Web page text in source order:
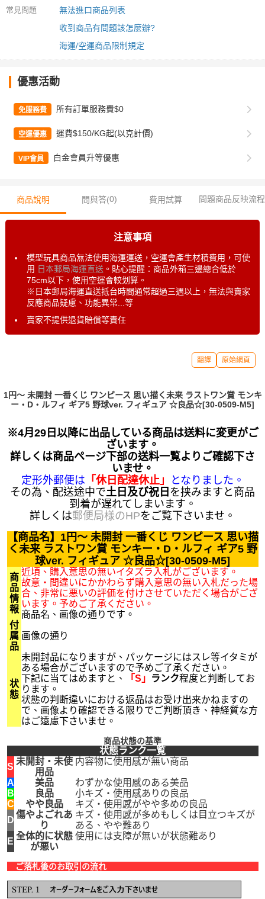
常見問題
無法進口商品列表
收到商品有問題該怎麼辦?
海運/空運商品限制規定
優惠活動
免服務費 所有訂單服務費$0
空運優惠 運費$150/KG起(以克計價)
VIP會員 白金會員升等優惠
商品說明 問與答(0) 費用試算 問題商品反映流程
注意事項
模型玩具商品無法使用海運運送，空運會產生材積費用，可使
用 日本郵局海運直送。貼心提醒：商品外箱三邊總合低於
75cm以下，使用空運會較划算。
※日本郵局海運直送抵台時間通常超過三週以上，無法與賣家
反應商品疑慮、功能異常...等
賣家不提供退貨賠償等責任
翻譯 原始網頁
1円～ 未開封 一番くじ ワンピース 思い描く未来 ラストワン賞 モンキ
ー・D・ルフィ ギア5 野球ver. フィギュア ☆良品☆[30-0509-M5]
※4月29日以降に出品している商品は送料に変更がご
ざいます。
詳しくは商品ページ下部の送料一覧よりご確認下さ
いませ。
定形外郵便は 「休日配達休止」
となりました。
その為、配送途中で土日及び祝日 を挟みますと商品
到着が遅れてしまいます。
詳しくは郵便局様のHPをご覧下さいませ。
【商品名】1円～ 未開封 一番くじ ワンピース 思い描
く未来 ラストワン賞 モンキー・D・ルフィ ギア5 野
球ver. フィギュア ☆良品☆[30-0509-M5]
商
品
情
報
近頃、購入意思の無いイタズラ入札がございます。
故意・間違いにかかわらず購入意思の無い入札だった場
合、非常に悪いの評価を付けさせていただく場合がござ
います。予めご了承ください。
商品名、画像の通りです。
付
属
品
画像の通り
状
態
未開封品になりますが、パッケージにはスレ等イタミが
ある場合がございますので予めご了承ください。
下記に当てはめますと、
「S」 ランク程度と判断してお
ります。
状態の判断違いにおける返品はお受け出来かねますの
で、画像より確認できる限りでご判断頂き、神経質な方
はご遠慮下さいませ。
商品状態の基準
状態ランク一覧
S
未開封・未使
用品
内容物に使用感が無い商品
A 美品
わずかな使用感のある美品
B
良品
小キズ・使用感ありの良品
C
やや良品
キズ・使用感がやや多めの良品
D
傷やよごれあ
り
キズ・使用感が多めもしくは目立つキズが
ある、やや難あり
E
全体的に状態
が悪い
使用には支障が無いが状態難あり
ご落札後のお取引の流れ